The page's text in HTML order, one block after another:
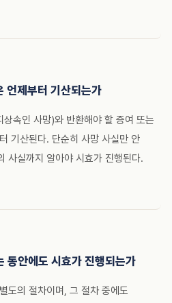
언제부터 기산되는가
속인 사망)와 반환해야 할 증여 또는
기산된다. 단순히 사망 사실만 안
사실까지 알아야 시효가 진행된다.
동안에도 시효가 진행되는가
도의 절차이며, 그 절차 중에도